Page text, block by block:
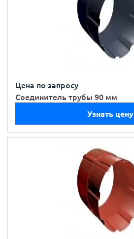
Цена по запросу
Соединитель трубы 90 мм
Узнать цену